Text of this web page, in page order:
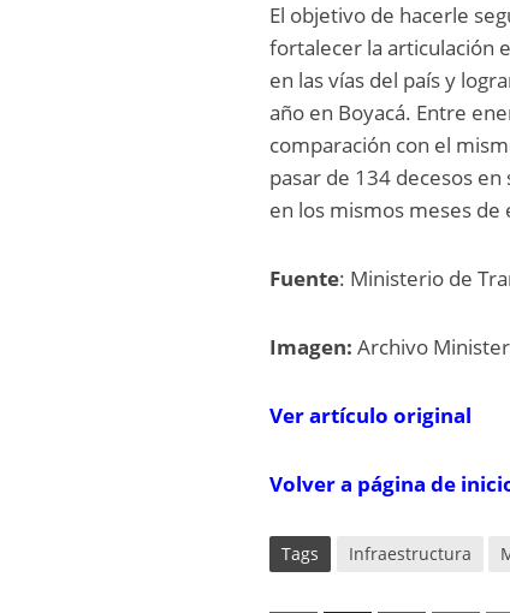
El objetivo de hacerle
fortalecer la articulación
en las vías del país y
año en Boyacá. Entre
comparación con el
pasar de 134 decesos
en los mismos meses de
Fuente: Ministerio de
Imagen:Archivo
Ver artículooriginal
Volver a página de
Tags Infraestructura